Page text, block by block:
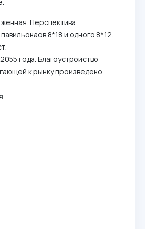
Перспектива
8*18 и одного 8*12.
года. Благоустройство
к рынку произведено.